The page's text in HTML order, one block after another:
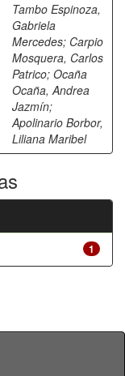
Tambo Espinoza,
Gabriela
Mercedes; Carpio
Mosquera, Carlos
Patrico; Ocaña
Ocaña, Andrea
Jazmín;
Apolinario Borbor,
Liliana Maribel
1